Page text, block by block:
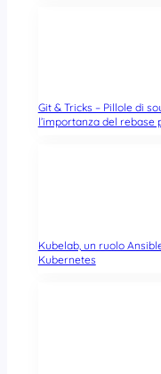
Git & Tricks – Pillole di
l’importanza del
Kubelab, un ruolo
Kubernetes